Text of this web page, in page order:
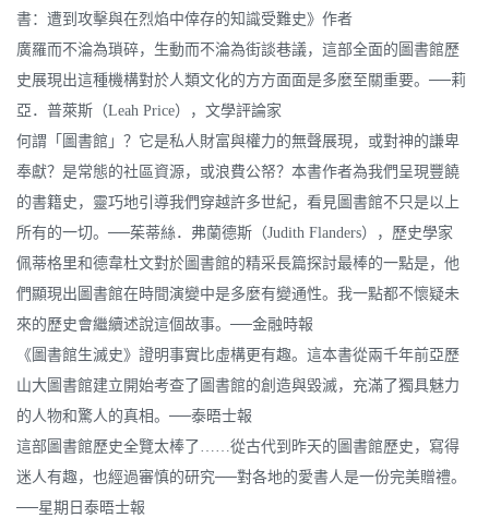
書：遭到攻擊與在烈焰中倖存的知識受難史》作者
廣羅而不淪為瑣碎，生動而不淪為街談巷議，這部全面的圖書館歷
史展現出這種機構對於人類文化的方方面面是多麼至關重要。──莉
亞．普萊斯（Leah Price），文學評論家
何謂「圖書館」？它是私人財富與權力的無聲展現，或對神的謙卑
奉獻？是常態的社區資源，或浪費公帑？本書作者為我們呈現豐饒
的書籍史，靈巧地引導我們穿越許多世紀，看見圖書館不只是以上
所有的一切。──茱蒂絲．弗蘭德斯（Judith Flanders），歷史學家
佩蒂格里和德韋杜文對於圖書館的精采長篇探討最棒的一點是，他
們顯現出圖書館在時間演變中是多麼有變通性。我一點都不懷疑未
來的歷史會繼續述說這個故事。──金融時報
《圖書館生滅史》證明事實比虛構更有趣。這本書從兩千年前亞歷
山大圖書館建立開始考查了圖書館的創造與毀滅，充滿了獨具魅力
的人物和驚人的真相。──泰晤士報
這部圖書館歷史全覽太棒了……從古代到昨天的圖書館歷史，寫得
迷人有趣，也經過審慎的研究──對各地的愛書人是一份完美贈禮。
──星期日泰晤士報